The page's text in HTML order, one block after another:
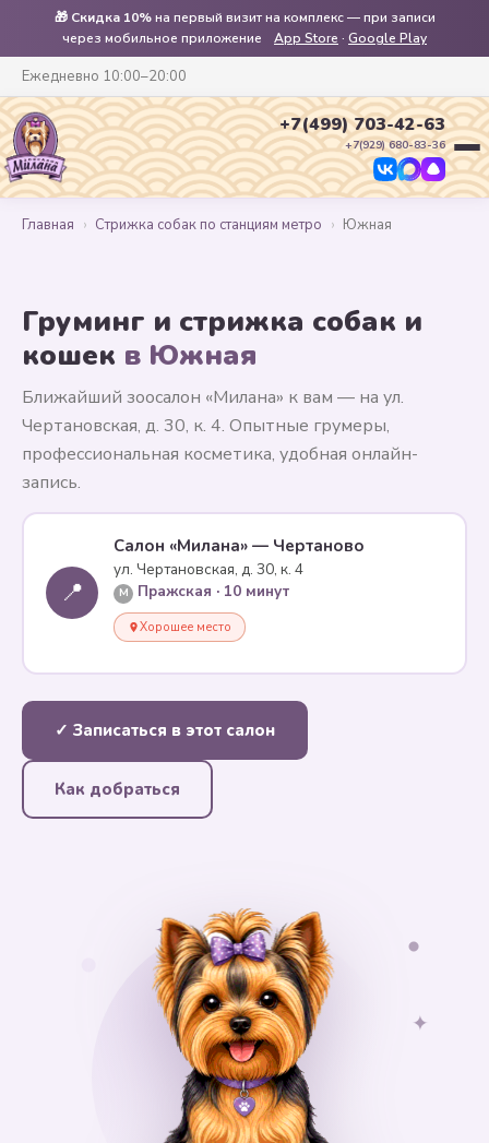
🎁 Скидка 10%на первый визит на комплекс — при записи
через мобильное приложение
App Store · Google Play
Ежедневно 10:00–20:00
+7(499) 703-42-63
+7(929) 680-83-36
Главная › Стрижка собак по станциям метро › Южная
Груминг и стрижка собак и
кошек в Южная
Ближайший зоосалон «Милана» к вам — на ул.
Чертановская, д. 30, к. 4. Опытные грумеры,
профессиональная косметика, удобная онлайн-
запись.
📍
Салон «Милана» — Чертаново
ул. Чертановская, д. 30, к. 4
M Пражская · 10 минут
Хорошее место
✓ Записаться в этот салон
Как добраться
✦
✦